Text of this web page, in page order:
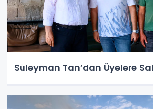
Süleyman Tan’dan Üyelere